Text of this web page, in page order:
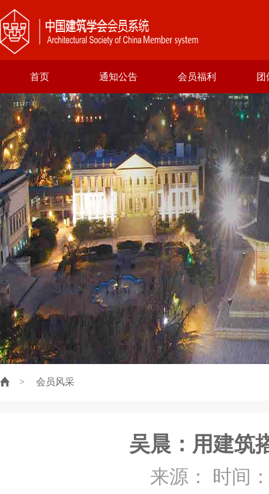
首页 通知公告 会员福利 团
> 会员风采
吴晨：用建筑
来源： 时间